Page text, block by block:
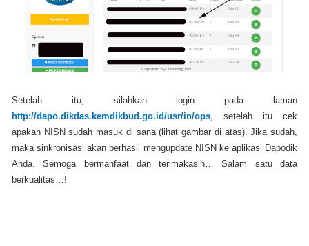
Setelah itu, silahkan login pada laman
http://dapo.dikdas.kemdikbud.go.id/usr/in/ops , setelah itu cek
apakah NISN sudah masuk di sana (lihat gambar di atas). Jika sudah,
maka sinkronisasi akan berhasil mengupdate NISN ke aplikasi Dapodik
Anda. Semoga bermanfaat dan terimakasih… Salam satu data
berkualitas…!